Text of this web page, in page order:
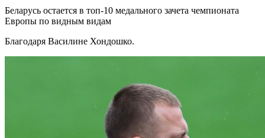
Беларусь остается в топ-10 медального зачета чемпионата
Европы по видным видам
Благодаря Василине Хондошко.